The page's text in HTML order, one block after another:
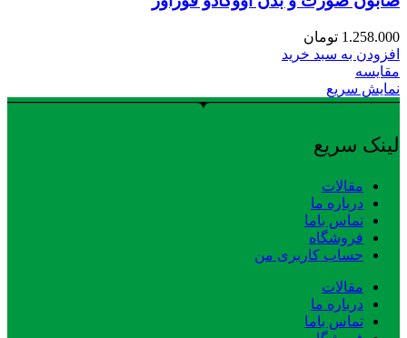
1.258.000 تومان
افزودن به سبد خرید
مقایسه
نمایش سریع
لینک سریع
مقالات
درباره ما
تماس باما
فروشگاه
حساب کاربری من
مقالات
درباره ما
تماس باما